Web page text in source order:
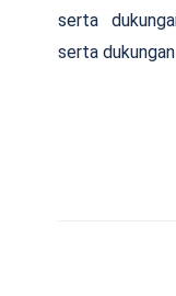
serta
serta